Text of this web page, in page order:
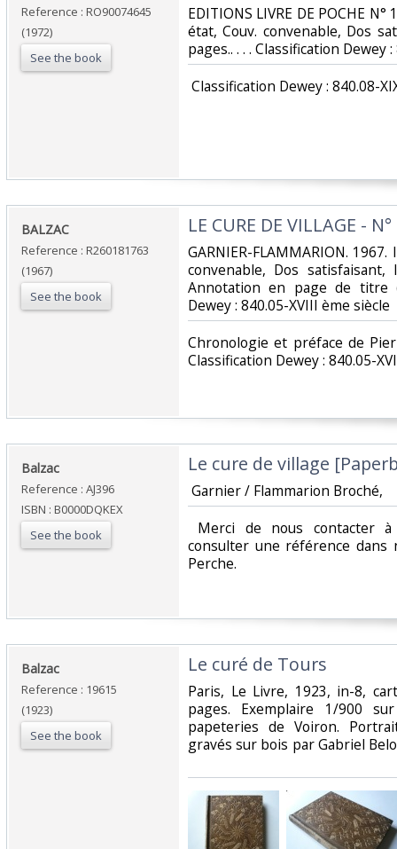
Reference : RO90074645
(1972)
See the book
‎EDITIONS LIVRE DE POCHE
état, Couv. convenable, Dos
pages.. . . . Classification Dewey
Classification Dewey : 840.08-
‎BALZAC‎
Reference : R260181763
(1967)
See the book
‎LE CURE DE VILLAGE -
‎GARNIER-FLAMMARION.
convenable, Dos
Annotation en page de titre
Dewey : 840.05-XVIII ème siècle‎
‎Chronologie et préface de
Classification Dewey : 840.05-
‎Balzac ‎
Reference : AJ396
ISBN : B0000DQKEX
See the book
‎Le cure de village
‎ Garnier / Flammarion Broché, ‎
Merci de nous contacter
consulter une référence dans
Perche.‎
‎Balzac‎
Reference : 19615
(1923)
See the book
‎Le curé de Tours‎
‎Paris, Le Livre, 1923, in-8,
pages. Exemplaire 1/900
papeteries de Voiron.
gravés sur bois par Gabriel